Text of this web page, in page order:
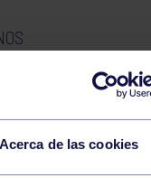
Acerca de las cookies